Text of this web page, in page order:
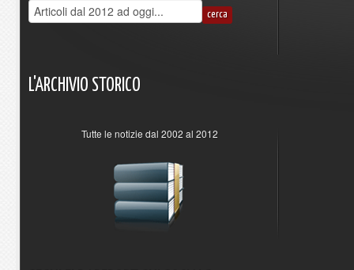
L'ARCHIVIO STORICO
Tutte le notizie dal 2002 al 2012